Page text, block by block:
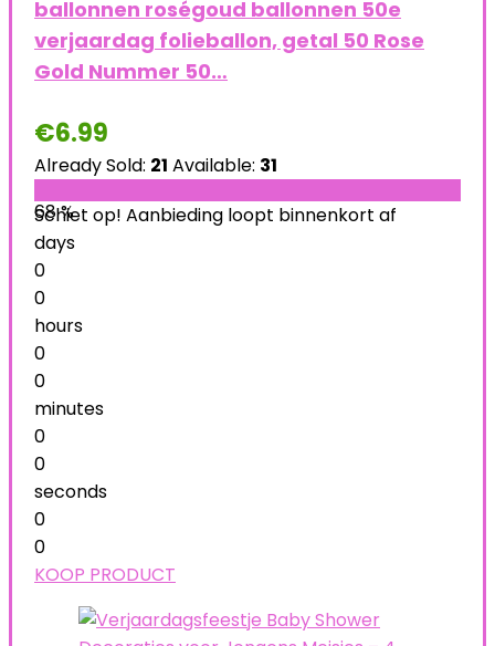
ballonnen roségoud ballonnen 50e
verjaardag folieballon, getal 50 Rose
Gold Nummer 50…
€6.99
Already Sold: 21 Available: 31
68 %
Schiet op! Aanbieding loopt binnenkort af
days
0
0
hours
0
0
minutes
0
0
seconds
0
0
KOOP PRODUCT